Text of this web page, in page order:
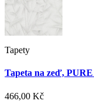
Tapety
Tapeta na zeď,
466,00 Kč